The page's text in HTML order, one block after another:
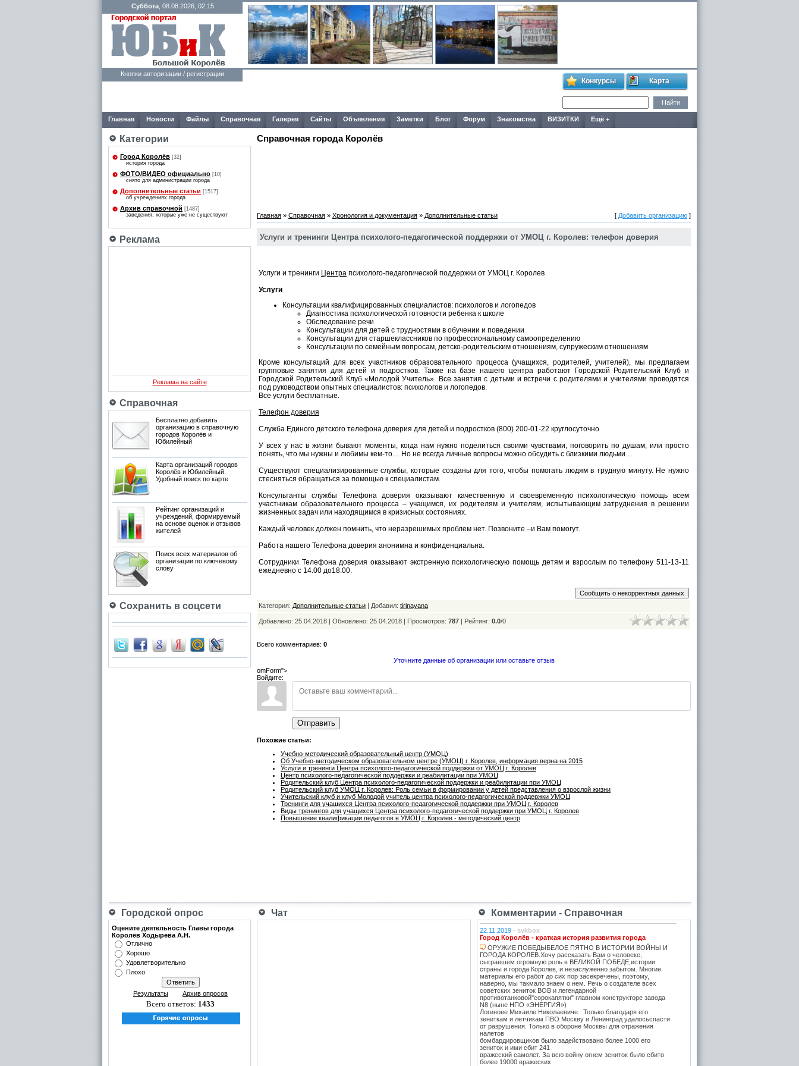
Суббота, 08.08.2026, 02:15
Кнопки авторизации / регистрации
Конкурсы Карта
Главная Новости Файлы Справочная Галерея Сайты Объявления Заметки Блог Форум Знакомства ВИЗИТКИ Ещё +
Категории
Город Королёв [32]
история города
ФОТО/ВИДЕО официально [10]
снято для администрации города
Дополнительные статьи [1517]
об учреждениях города
Архив справочной [1487]
заведения, которые уже не существуют
Реклама
Реклама на сайте
Справочная
Бесплатно добавить
организацию в справочную
городов Королёв и
Юбилейный
Карта организаций городов
Королёв и Юбилейный.
Удобный поиск по карте
Рейтинг организаций и
учреждений, формируемый
на основе оценок и отзывов
жителей
Поиск всех материалов об
организации по ключевому
слову
Сохранить в соцсети
Справочная города Королёв
Главная » Справочная » Хронология и документация » Дополнительные статьи [ Добавить организацию ]
Услуги и тренинги Центра психолого-педагогической поддержки от УМОЦ г. Королев: телефон доверия
Услуги и тренинги Центра психолого-педагогической поддержки от УМОЦ г. Королев
Услуги
Консультации квалифицированных специалистов: психологов и логопедов
Диагностика психологической готовности ребенка к школе
Обследование речи
Консультации для детей с трудностями в обучении и поведении
Консультации для старшеклассников по профессиональному самоопределению
Консультации по семейным вопросам, детско-родительским отношениям, супружеским отношениям
Кроме консультаций для всех участников образовательного процесса (учащихся, родителей, учителей), мы предлагаем
групповые занятия для детей и подростков. Также на базе нашего центра работают Городской Родительский Клуб и
Городской Родительский Клуб «Молодой Учитель». Все занятия с детьми и встречи с родителями и учителями проводятся
под руководством опытных специалистов: психологов и логопедов.
Все услуги бесплатные.
Телефон доверия
Служба Единого детского телефона доверия для детей и подростков (800) 200-01-22 круглосуточно
У всех у нас в жизни бывают моменты, когда нам нужно поделиться своими чувствами, поговорить по душам, или просто
понять, что мы нужны и любимы кем-то… Но не всегда личные вопросы можно обсудить с близкими людьми…
Существуют специализированные службы, которые созданы для того, чтобы помогать людям в трудную минуту. Не нужно
стесняться обращаться за помощью к специалистам.
Консультанты службы Телефона доверия оказывают качественную и своевременную психологическую помощь всем
участникам образовательного процесса – учащимся, их родителям и учителям, испытывающим затруднения в решении
жизненных задач или находящимся в кризисных состояниях.
Каждый человек должен помнить, что неразрешимых проблем нет. Позвоните –и Вам помогут.
Работа нашего Телефона доверия анонимна и конфиденциальна.
Сотрудники Телефона доверия оказывают экстренную психологическую помощь детям и взрослым по телефону 511-13-11
ежедневно с 14.00 до18.00.
Категория: Дополнительные статьи | Добавил: tirinayana
Добавлено: 25.04.2018 | Обновлено: 25.04.2018 | Просмотров: 787 | Рейтинг: 0.0/0
Всего комментариев: 0
Уточните данные об организации или оставьте отзыв
omForm">
Войдите:
Отправить
Похожие статьи:
Учебно-методический образовательный центр (УМОЦ)
Об Учебно-методическом образовательном центре (УМОЦ) г. Королев, информация верна на 2015
Услуги и тренинги Центра психолого-педагогической поддержки от УМОЦ г. Королев
Центр психолого-педагогической поддержки и реабилитации при УМОЦ
Родительский клуб Центра психолого-педагогической поддержки и реабилитации при УМОЦ
Родительский клуб УМОЦ г. Королев: Роль семьи в формировании у детей представления о взрослой жизни
Учительский клуб и клуб Молодой учитель центра психолого-педагогической поддержки УМОЦ
Тренинги для учащихся Центра психолого-педагогической поддержки при УМОЦ г. Королев
Виды тренингов для учащихся Центра психолого-педагогической поддержки при УМОЦ г. Королев
Повышение квалификации педагогов в УМОЦ г. Королев - методический центр
Городской опрос Чат Комментарии - Справочная
Оцените деятельность Главы города
Королёв Ходырева А.Н.
Отлично
Хорошо
Удовлетворительно
Плохо
Результаты Архив опросов
Всего ответов: 1433
22.11.2019 - svkbox
Город Королёв - краткая история развития города
ОРУЖИЕ ПОБЕДЫБЕЛОЕ ПЯТНО В ИСТОРИИ ВОЙНЫ И
ГОРОДА КОРОЛЕВ.Хочу рассказать Вам о человеке,
сыгравшем огромную роль в ВЕЛИКОЙ ПОБЕДЕ,истории
страны и города Королев, и незаслуженно забытом. Многие
материалы его работ до сих пор засекречены, поэтому,
наверно, мы такмало знаем о нем. Речь о создателе всех
советских зениток ВОВ и легендарной
противотанковой"сорокапятки" главном конструкторе завода
N8 (ныне НПО «ЭНЕРГИЯ»)
Логинове Михаиле Николаевиче. Только благодаря его
зениткам и летчикам ПВО Москву и Ленинград удалосьспасти
от разрушения. Только в обороне Москвы для отражения
налетов
бомбардировщиков было задействовано более 1000 его
зениток и ими сбит 241
вражеский самолет. За всю войну огнем зениток было сбито
более 19000 вражеских